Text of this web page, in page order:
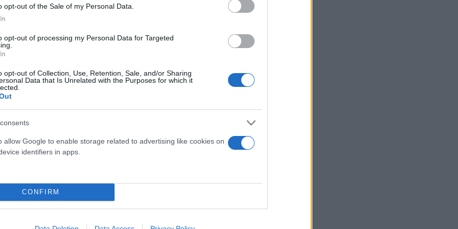
opt-out of the Sale of my Personal Data.
opt-out of processing my Personal Data for Targeted
opt-out of Collection, Use, Retention, Sale, and/or Sharing
Data that Is Unrelated with the Purposes for which it
allow Google to enable storage related to advertising like cookies on
identifiers in apps.
CONFIRM
ορκισμένους θαυμαστές ανήρτησε μια σειρά φωτογραφιών
χωρίς διασκέδαση» έγραψε στην λεζάντα, ενώ την
να κάνει πικ -νικ στο γκαζόν της πολυτελούς βίλας που
το κρασί της, αλλά και να ποζάρει χαμογελαστή
και γράφει θέλοντας να ενημερώσει τους fans της για
Το ταξίδι μου στις αρχές του χρόνου ήταν μια όμορφη
και η ενέργεια που ένιωσα από όλους όσους γνώρισα εκεί